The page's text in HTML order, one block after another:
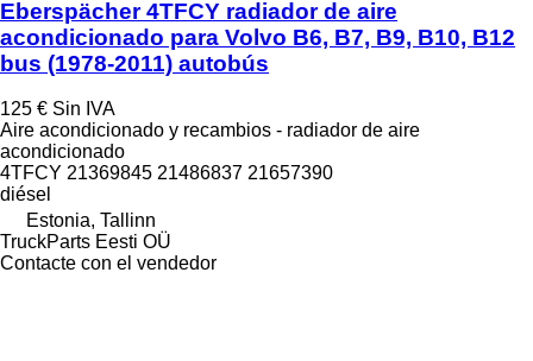
Eberspächer 4TFCY radiador de aire
acondicionado para Volvo B6, B7, B9, B10, B12
bus (1978-2011) autobús
125 € Sin IVA
Aire acondicionado y recambios - radiador de aire
acondicionado
4TFCY 21369845 21486837 21657390
diésel
Estonia, Tallinn
TruckParts Eesti OÜ
Contacte con el vendedor